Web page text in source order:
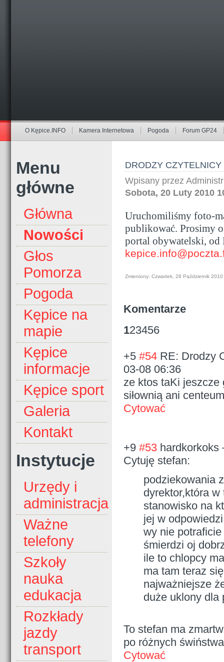
O Kępice.INFO Kamera Internetowa Pogoda Forum GP24
Menu
główne
Główna
Nowości
Głos
Pomorza
Pogoda
Kępice na
mapie
Kępice
informacje
Kępice sport
Galeria
Kontakt
Instytucje
Urzędy i
administracja
Ważne
telefony
Szkoły
nauka
edukacja
Rozkłady
jazdy
transport
DRODZY
Wpisany przez
Sobota, 20 Luty 2010
Uruchomiliśmy foto-
publikować. Prosimy
portal obywatelski, od
Zmieniony: Czwartek, 28 Październik
Komentarze
123456
+5 #54 RE: Drodzy
03-08 06:36
ze ktos taKi jeszcze
siłownią ani
Cytować
+9 #53 hardkorkoks
Cytuję stefan:
podziekowania
dyrektor,która
stanowisko na
jej w
wy nie
śmierdzi oj
ile to chlopcy
ma tam teraz
najważniejsze
duże uklony dla
To stefan ma
po różnych
Cytować